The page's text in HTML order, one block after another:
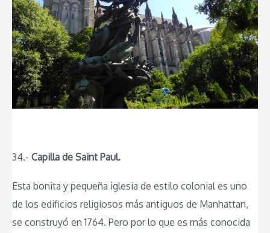
34.- Capilla de Saint Paul.
Esta bonita y pequeña iglesia de estilo colonial es uno
de los edificios religiosos más antiguos de Manhattan,
se construyó en 1764. Pero por lo que es más conocida